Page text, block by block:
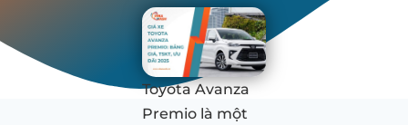
Toyota Avanza
Premio là một